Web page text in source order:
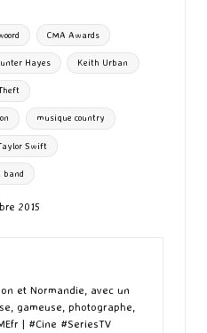
bl
r
CMA Awards
Hayes Keith Urban
musique country
Swift
band
2015
et Normandie, avec un
gameuse, photographe,
| #Cine #SeriesTV